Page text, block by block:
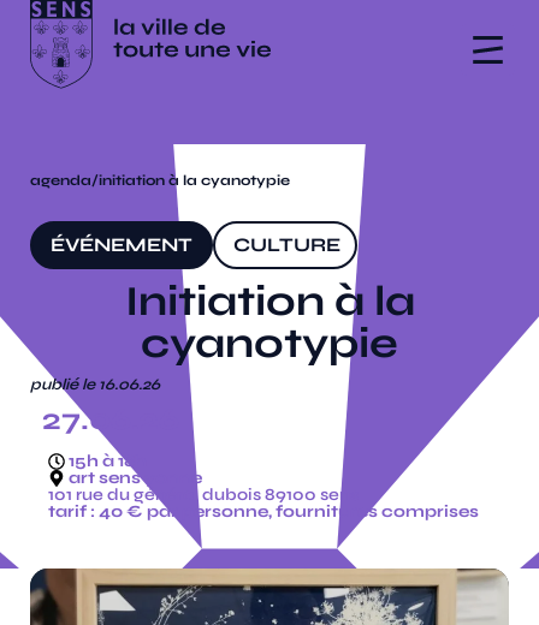
agenda/initiation à la cyanotypie
ÉVÉNEMENT CULTURE
Initiation à la
cyanotypie
publié le 16.06.26
27.06.26
15h à 18h
art sens yonne
101 rue du général dubois 89100 sens
tarif : 40 € par personne, fournitures comprises